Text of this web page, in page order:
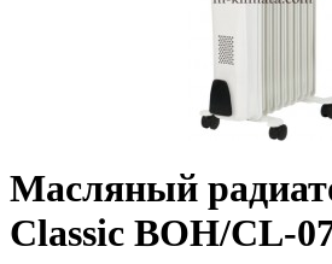
Масляный
Classic BOH/CL-